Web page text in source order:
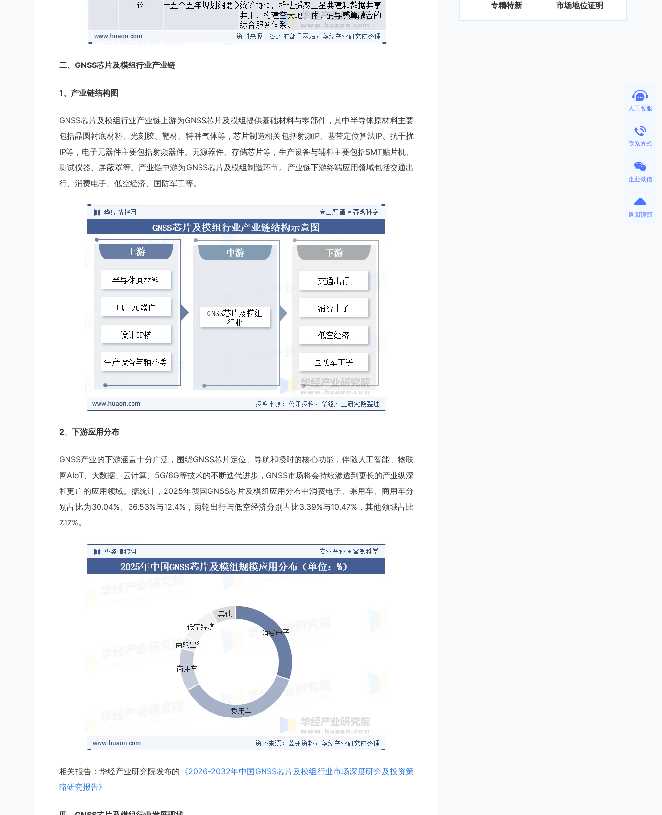
三、 GNSS芯片及模组行业产业链
1、产业链结构图
GNSS芯片及模组行业产业链上游为GNSS芯片及模组提供基础材料与零部件，其中半导体原材料主要
包括晶圆衬底材料、光刻胶、靶材、特种气体等，芯片制造相关包括射频IP、基带定位算法IP、抗干扰
IP等，电子元器件主要包括射频器件、无源器件、存储芯片等，生产设备与辅料主要包括SMT贴片机、
测试仪器、屏蔽罩等。产业链中游为GNSS芯片及模组制造环节。产业链下游终端应用领域包括交通出
行、消费电子、低空经济、国防军工等。
2、下游应用分布
GNSS产业的下游涵盖十分广泛，围绕GNSS芯片定位、导航和授时的核心功能，伴随人工智能、物联
网AIoT、大数据、云计算、5G/6G等技术的不断迭代进步，GNSS市场将会持续渗透到更长的产业纵深
和更广的应用领域。据统计，2025年我国GNSS芯片及模组应用分布中消费电子、乘用车、商用车分
别占比为30.04%、36.53%与12.4%，两轮出行与低空经济分别占比3.39%与10.47%，其他领域占比
7.17%。
相关报告：华经产业研究院发布的 《2026-2032年中国GNSS芯片及模组行业市场深度研究及投资策
略研究报告》
专精特新 市场地位证明
人工客服
联系方式
企业微信
返回顶部